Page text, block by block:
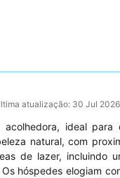
atualização: 30 Jul 2026
ideal para
natural, com
de lazer, incluindo
hóspedes elogiam